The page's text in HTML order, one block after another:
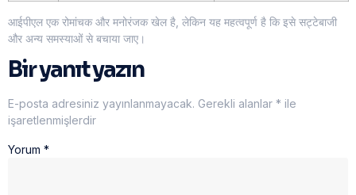
आईपीएल एक रोमांचक और मनोरंजक खेल है, लेकिन यह महत्वपूर्ण है कि इसे सट्टेबाजी
और अन्य समस्याओं से बचाया जाए।
Bir yanıt yazın
E-posta adresiniz yayınlanmayacak. Gerekli alanlar * ile
işaretlenmişlerdir
Yorum *